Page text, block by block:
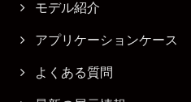
モデル紹介
アプリケーションケース
よくある質問